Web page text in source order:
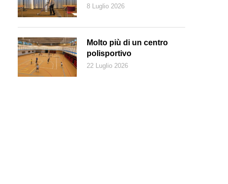
Leonardo DiCaprio nei panni di Ghetto Pat in "Una battaglia dopo l’altra".
8 Luglio 2026
Molto più di un centro
polisportivo
22 Luglio 2026